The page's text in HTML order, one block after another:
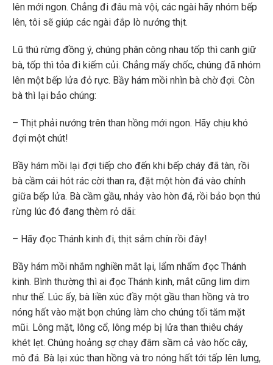
lên mới ngon. Chẳng đi đâu mà vội, các ngài hãy nhóm bếp
lên, tôi sẽ giúp các ngài đắp lò nướng thịt.
Lũ thú rừng đồng ý, chúng phân công nhau tốp thì canh giữ
bà, tốp thì tỏa đi kiếm củi. Chẳng mấy chốc, chúng đã nhóm
lên một bếp lửa đỏ rực. Bầy hám mồi nhìn bà chờ đợi. Còn
bà thì lại bảo chúng:
– Thịt phải nướng trên than hồng mới ngon. Hãy chịu khó
đợi một chút!
Bầy hám mồi lại đợi tiếp cho đến khi bếp cháy đã tàn, rồi
bà cầm cái hót rác cời than ra, đặt một hòn đá vào chính
giữa bếp lửa. Bà cầm gầu, nhảy vào hòn đá, rồi bảo bọn thú
rừng lúc đó đang thèm rỏ dãi:
– Hãy đọc Thánh kinh đi, thịt sắm chín rồi đây!
Bầy hám mồi nhắm nghiền mắt lại, lẩm nhẩm đọc Thánh
kinh. Bình thường thì ai đọc Thánh kinh, mắt cũng lim dim
như thế. Lúc ấy, bà liền xúc đầy một gầu than hồng và tro
nóng hất vào mặt bọn chúng làm cho chúng tối tăm mặt
mũi. Lông mặt, lông cổ, lông mép bị lửa than thiêu cháy
khét lẹt. Chúng hoảng sợ chạy đâm sầm cả vào hốc cây,
mô đá. Bà lại xúc than hồng và tro nóng hất tới tấp lên lưng,